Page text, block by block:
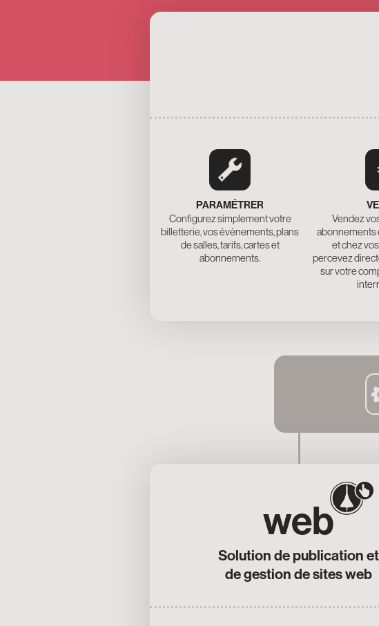
PARAMÉTRER
Configurez simplement votre
billetterie, vos événements, plans
de salles, tarifs, cartes et
abonnements.
Vendez
abonnements
et chez
percevez
sur votre
web
Solution de publication et
de gestion de sites web